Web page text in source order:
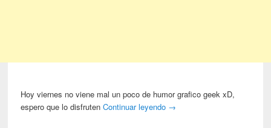
Hoy viernes no viene mal un poco de humor grafico geek xD,
espero que lo disfrutenContinuar leyendo →